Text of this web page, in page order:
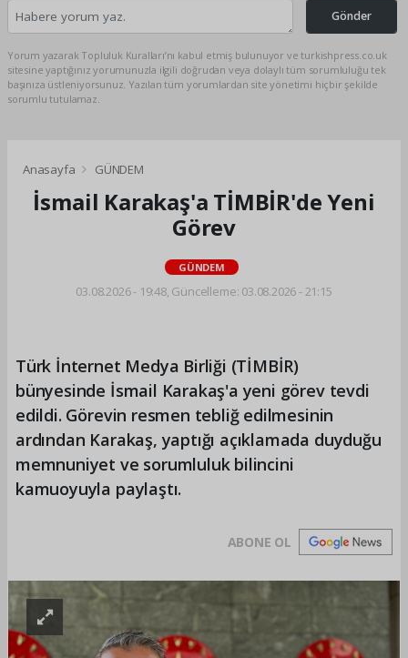
Gönder
Yorum yazarak Topluluk Kuralları’nı kabul etmiş bulunuyor ve turkishpress.co.uk
sitesine yaptığınız yorumunuzla ilgili doğrudan veya dolaylı tüm sorumluluğu tek
başınıza üstleniyorsunuz. Yazılan tüm yorumlardan site yönetimi hiçbir şekilde
sorumlu tutulamaz.
Anasayfa GÜNDEM
İsmail Karakaş'a TİMBİR'de Yeni
Görev
GÜNDEM
03.08.2026 - 19:48, Güncelleme: 03.08.2026 - 21:15
Türk İnternet Medya Birliği (TİMBİR)
bünyesinde İsmail Karakaş'a yeni görev tevdi
edildi. Görevin resmen tebliğ edilmesinin
ardından Karakaş, yaptığı açıklamada duyduğu
memnuniyet ve sorumluluk bilincini
kamuoyuyla paylaştı.
ABONE OL